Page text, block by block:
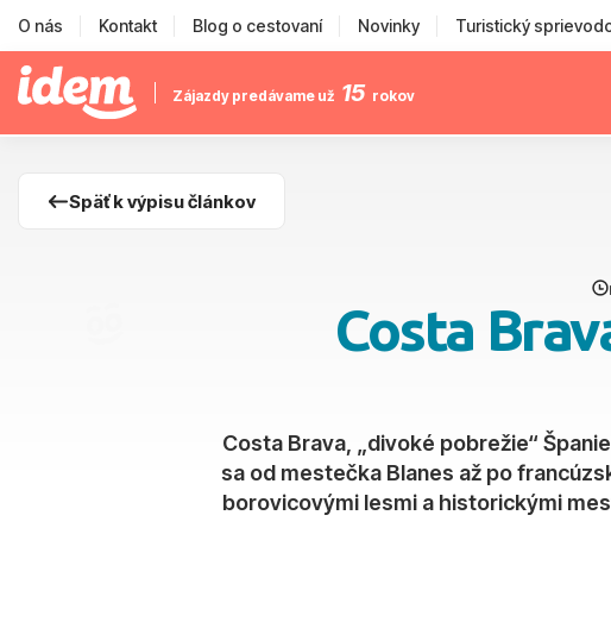
O nás Kontakt Blog o cestovaní Novinky Turistický
Zájazdy predávame už 15 rokov
Späť k výpisu článkov
Costa
Costa Brava, „divoké pobrežie“
sa od mestečka Blanes až po
borovicovými lesmi a historickými